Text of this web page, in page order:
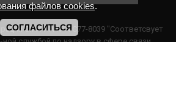
СМИ ИА № ФС77-8039 "Соответсвует
службой по надзору в сфере связи,
файлов cookies.
СОГЛАСИТЬСЯ